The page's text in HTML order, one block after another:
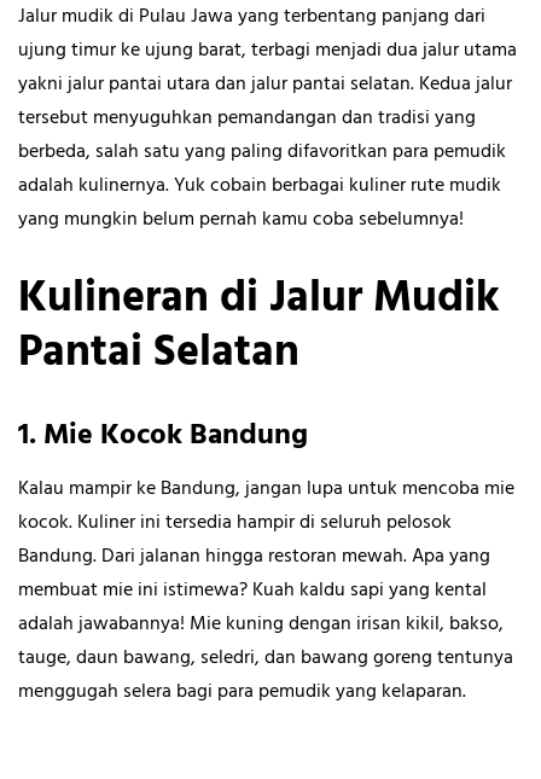
Jalur mudik di Pulau Jawa yang terbentang panjang dari
ujung timur ke ujung barat, terbagi menjadi dua jalur utama
yakni jalur pantai utara dan jalur pantai selatan. Kedua jalur
tersebut menyuguhkan pemandangan dan tradisi yang
berbeda, salah satu yang paling difavoritkan para pemudik
adalah kulinernya. Yuk cobain berbagai kuliner rute mudik
yang mungkin belum pernah kamu coba sebelumnya!
Kulineran di Jalur Mudik
Pantai Selatan
1.Mie Kocok Bandung
Kalau mampir ke Bandung, jangan lupa untuk mencoba mie
kocok. Kuliner ini tersedia hampir di seluruh pelosok
Bandung. Dari jalanan hingga restoran mewah. Apa yang
membuat mie ini istimewa? Kuah kaldu sapi yang kental
adalah jawabannya! Mie kuning dengan irisan kikil, bakso,
tauge, daun bawang, seledri, dan bawang goreng tentunya
menggugah selera bagi para pemudik yang kelaparan.